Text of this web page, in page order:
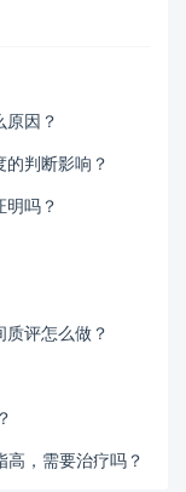
因？
的判断影响？
吗？
评怎么做？
，需要治疗吗？